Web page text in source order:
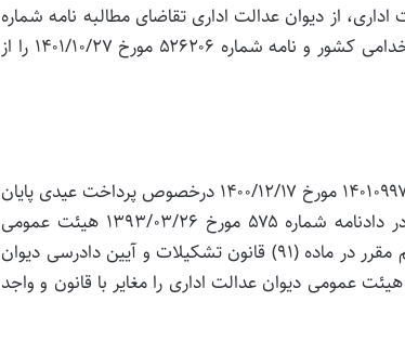
دیوان عدالت اداری، از دیوان عدالت اداری تقاضای مطالبه نامه شماره
۹۰۲۰۵ مورخ ۱۴۰۱/۱۱/۹ را از معاونت سرمایه انسانی سازمان اداری و استخدامی كشور و نامه شماره ۵۲۶۲۰۶ مورخ ۱۴۰۱/۱۰/۲۷ را از
۱ـ هیئت عمومی دیوان عدالت اداری براساس دادنامه شماره ۱۴۰۱۰۹۹۷۰۹۰۵۸۱۰۰۰۴ مورخ ۱۴۰۰/۱۲/۱۷ درخصوص پرداخت عیدی پایان
سال كاركنان تابع قانون كار شاغل در دستگاه های اجرائی، رأی صادره در دادنامه شماره ۵۷۵ مورخ ۱۳۹۳/۰۳/۲۶ هیئت عمومی
دیوان عدالت اداری، رأی صحیح اعلام نمود و برمبنای جواز حاصل از حكم مقرر در ماده (۹۱) قانون تشكیلات و آیین دادرسی دیوان
عدالت اداری، آرای شماره ۴۲۹ـ۴۲۸ مورخ ۱۳۹۰/۱۰/۵ و ۱۰۸۳ـ ۱۴۰۰/۳/۲۵ هیئت عمومی دیوان عدالت اداری را مغایر با قانون و واجد